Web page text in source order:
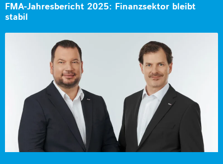
FMA-Jahresbericht 2025: Finanzsektor bleibt
stabil